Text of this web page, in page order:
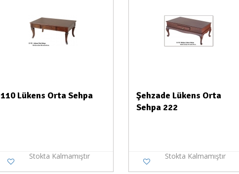
110 Lükens Orta Sehpa
Stokta Kalmamıştır
Şehzade Lükens Orta
Sehpa 222
Stokta Kalmamıştır